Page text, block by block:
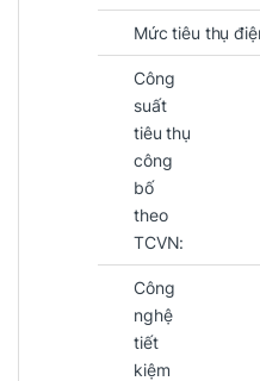
Mức tiêu thụ
Công
suất
tiêu thụ
công
bố
theo
TCVN:
Công
nghệ
tiết
kiệm